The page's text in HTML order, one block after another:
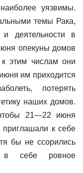
уязвимы.
темы Рака,
деятельности в
опекуны домов
этим числам они
им приходится
потерять
наших домов.
21—22 июня
к себе
бы не ссорились
в себе ровное